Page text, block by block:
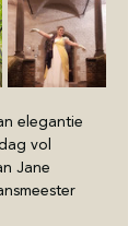
elegantie
vol
Jane